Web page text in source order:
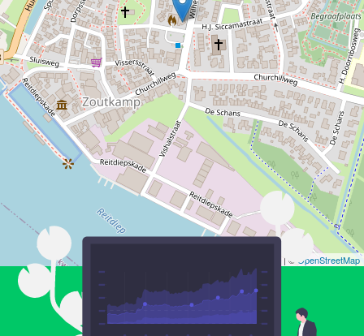
| © OpenStreetMap